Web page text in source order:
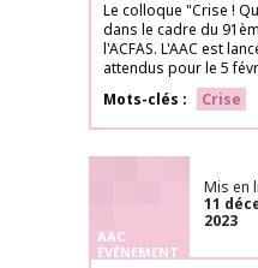
Le colloque "Crise !
dans le cadre du
l'ACFAS. L'AAC est
attendus pour le 5
Mots-clés
Crise
AAC
ÉVÉNEMENT
Mis en
11
2023